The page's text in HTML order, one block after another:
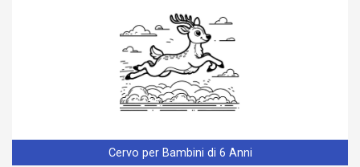
Cervo per Bambini di 6 Anni